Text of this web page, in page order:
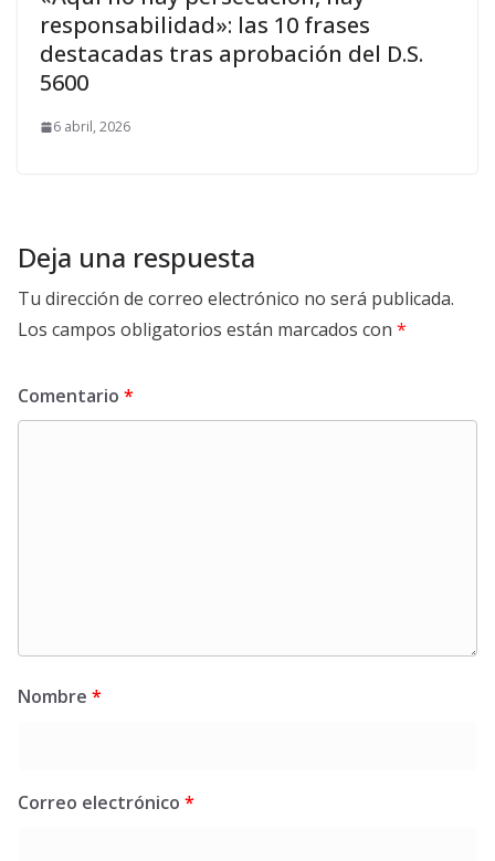
responsabilidad»: las 10 frases
destacadas tras aprobación del D.S.
5600
6 abril, 2026
Deja una respuesta
Tu dirección de correo electrónico no será publicada.
Los campos obligatorios están marcados con *
Comentario *
Nombre *
Correo electrónico *